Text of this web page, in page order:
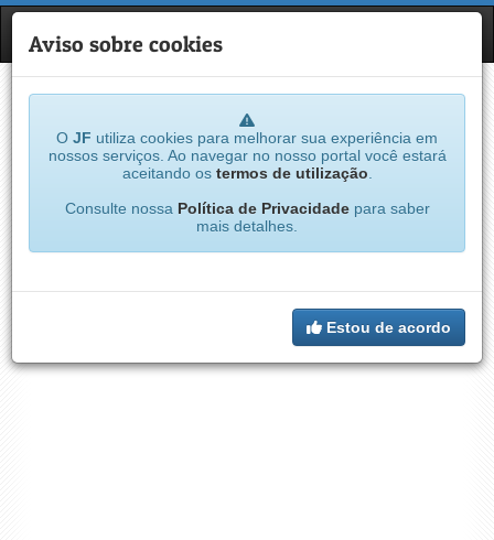
JF
Aviso sobre cookies
O JF utiliza cookies para melhorar sua experiência em
nossos serviços. Ao navegar no nosso portal você estará
aceitando os termos de utilização
Consulte nossa Política de Privacidadepara saber
mais detalhes.
Estou de acordo